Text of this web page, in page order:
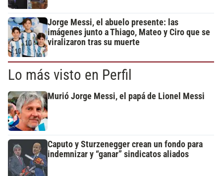
Jorge Messi, el abuelo presente: las
imágenes junto a Thiago, Mateo y Ciro que se
viralizaron tras su muerte
Lo más visto en Perfil
Murió Jorge Messi, el papá de Lionel Messi
Caputo y Sturzenegger crean un fondo para
indemnizar y “ganar” sindicatos aliados